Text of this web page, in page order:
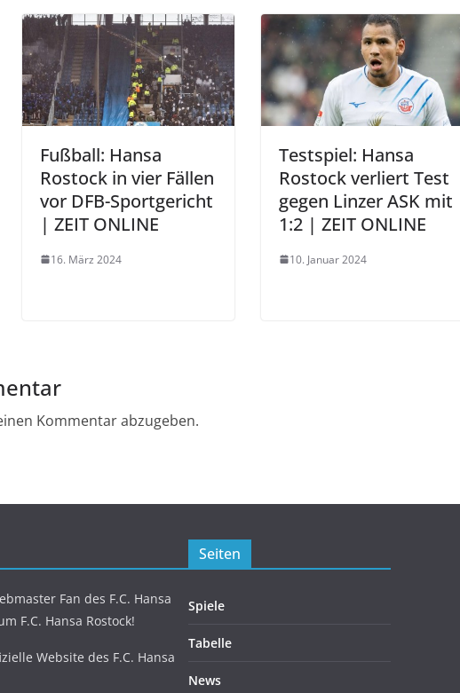
Fußball: Hansa
Rostock in vier Fällen
vor DFB-Sportgericht
| ZEIT ONLINE
16. März 2024
Testspiel: Hansa
Rostock verliert Test
gegen Linzer ASK mit
1:2 | ZEIT ONLINE
10. Januar 2024
Kommentar abzugeben.
Fan des F.C. Hansa
F.C. Hansa Rostock!
Website des F.C. Hansa
Seiten
Spiele
Tabelle
News